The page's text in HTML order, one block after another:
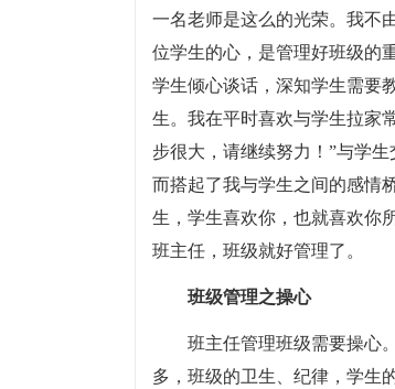
一名老师是这么的光荣。我不
位学生的心，是管理好班级的
学生倾心谈话，深知学生需要
生。我在平时喜欢与学生拉家
步很大，请继续努力！”与学
而搭起了我与学生之间的感情
生，学生喜欢你，也就喜欢你
班主任，班级就好管理了。
班级管理之操心
班主任管理班级需要操心
多，班级的卫生、纪律，学